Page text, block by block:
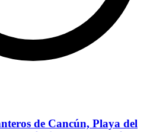
de Cancún, Playa del